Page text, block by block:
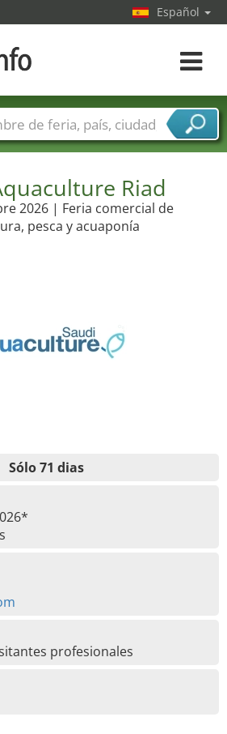
Riad
2026 | Feria comercial de
pesca y acuaponía
Sólo 71 dias
profesionales
Español
toggle
Países
Ciudades
de servicios